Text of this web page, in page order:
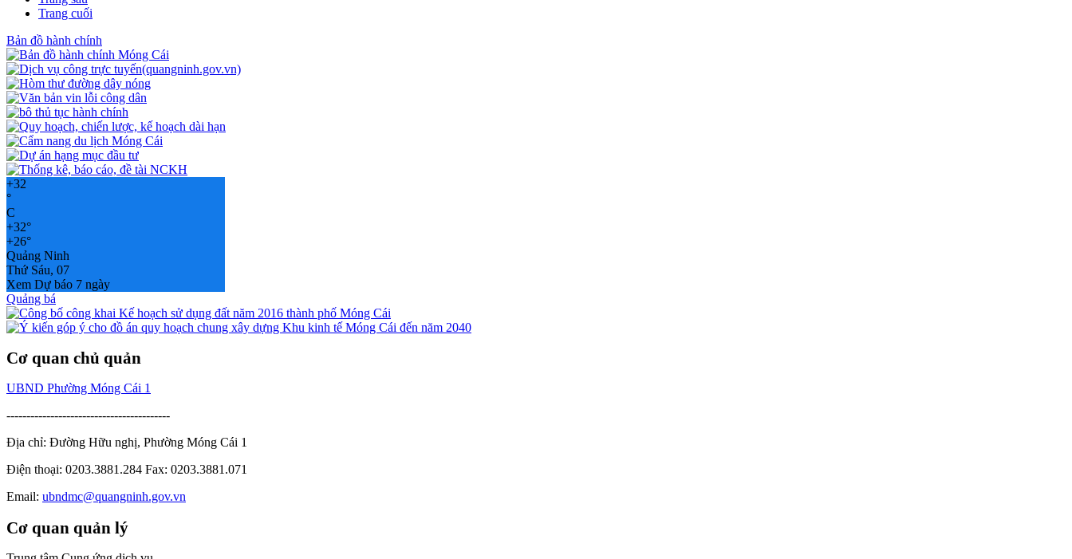
Trang cuối
Bản đồ hành chính
+32
°
C
+32°
+26°
Quảng Ninh
Thứ Sáu, 07
Xem Dự báo 7 ngày
Quảng bá
Cơ quan chủ quản
UBND Phường Móng Cái 1
-----------------------------------------
Địa chỉ: Đường Hữu nghị, Phường Móng Cái 1
Điện thoại: 0203.3881.284 Fax: 0203.3881.071
Email: ubndmc@quangninh.gov.vn
Cơ quan quản lý